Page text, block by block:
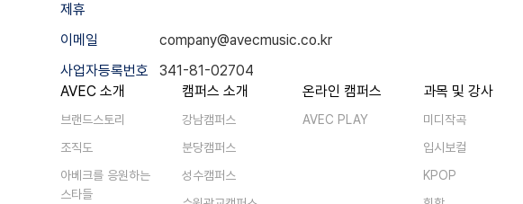
제휴
이메일
company@avecmusic.co.kr
사업자등록번호
341-81-02704
AVEC 소개
브랜드스토리
조직도
아베크를 응원하는
스타들
캠퍼스 소개
강남캠퍼스
분당캠퍼스
성수캠퍼스
온라인 캠퍼스
AVEC PLAY
과목 및 강사
미디작곡
입시보컬
KPOP